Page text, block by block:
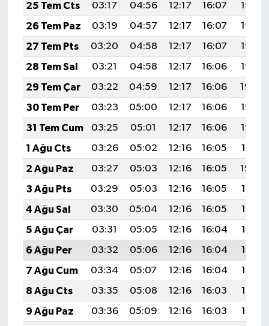
25 Tem Cts
03:17 04:56 12:17 16:07
19:27
26 Tem Paz
03:19 04:57 12:17 16:07
19:26
27 Tem Pts
03:20 04:58 12:17 16:07
19:26
28 Tem Sal
03:21 04:58 12:17 16:06
19:25
29 Tem Çar
03:22 04:59 12:17 16:06
19:24
30 Tem Per
03:23 05:00 12:17 16:06
19:23
31 Tem Cum
03:25 05:01 12:17 16:06
19:22
1 Ağu Cts
03:26 05:02 12:16 16:05
19:21
2 Ağu Paz
03:27 05:03 12:16 16:05
19:20
3 Ağu Pts
03:29 05:03 12:16 16:05
19:19
4 Ağu Sal
03:30 05:04 12:16 16:05
19:18
5 Ağu Çar
03:31 05:05 12:16 16:04
19:17
6 Ağu Per
03:32 05:06 12:16 16:04
19:16
7 Ağu Cum
03:34 05:07 12:16 16:04
19:15
8 Ağu Cts
03:35 05:08 12:16 16:03
19:14
9 Ağu Paz
03:36 05:09 12:16 16:03
19:13